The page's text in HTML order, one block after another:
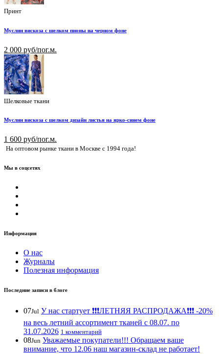
Принт
Муслин вискоза с шелком пионы на черном фоне
2 000 руб/пог.м.
Шелковые ткани
Муслин вискоза с шелком дизайн листья на ярко-синем фоне
1 600 руб/пог.м.
На оптовом рынке ткани в Москве с 1994 года!
Мы в соцсетях
Информация
О нас
Журналы
Полезная информация
Последние записи в блоге
07Jul У нас стартует ❗️❗️❗️ЛЕТНЯЯ РАСПРОДАЖА❗️❗️❗️ -20%
на весь летний ассортимент тканей с 08.07. по
31.07.2026 1 комментарий
08Jun Уважаемые покупатели!!! Обращаем ваше
внимание, что 12.06 наш магазин-склад не работает!